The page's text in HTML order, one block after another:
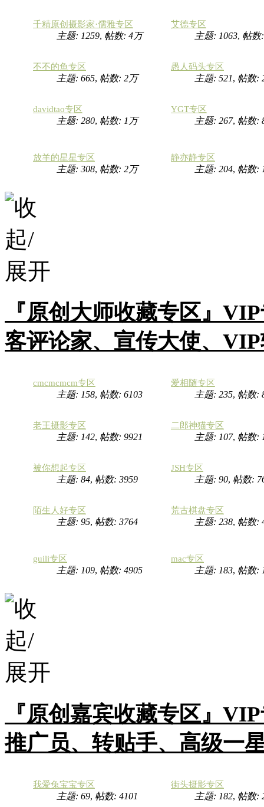
千精原创摄影家·儒雅专区
主题: 1259, 帖数: 4万
艾德专区
主题: 1063, 帖
不不的鱼专区
主题: 665, 帖数: 2万
愚人码头专区
主题: 521, 帖数:
davidtao专区
主题: 280, 帖数: 1万
YGT专区
主题: 267, 帖数:
放羊的星星专区
主题: 308, 帖数: 2万
静亦静专区
主题: 204, 帖数:
『原创大师收藏专区』
客评论家、宣传大使、
cmcmcmcm专区
主题: 158, 帖数: 6103
爱相随专区
主题: 235, 帖数:
老王摄影专区
主题: 142, 帖数: 9921
二郎神猫专区
主题: 107, 帖数:
被你想起专区
主题: 84, 帖数: 3959
JSH专区
主题: 90, 帖数:
陌生人好专区
主题: 95, 帖数: 3764
荒古棋盘专区
主题: 238, 帖数:
guili专区
主题: 109, 帖数: 4905
mac专区
主题: 183, 帖数:
『原创嘉宾收藏专区』
推广员、转贴手、高级一
我爱兔宝宝专区
主题: 69, 帖数: 4101
街头摄影专区
主题: 182, 帖数: